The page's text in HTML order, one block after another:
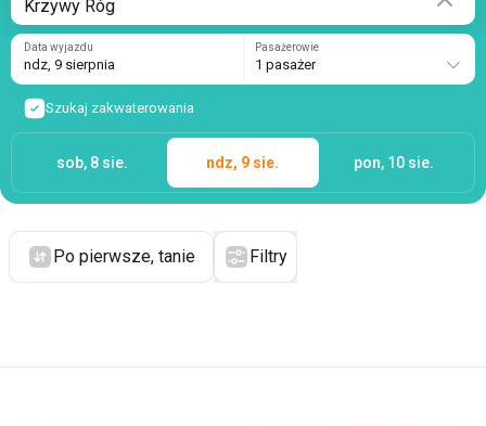
Data wyjazdu
ndz, 9 sierpnia
Pasażerowie
1 pasażer
Szukaj zakwaterowania
sob, 8 sie. ndz, 9 sie. pon, 10 sie.
Po pierwsze, tanie Filtry